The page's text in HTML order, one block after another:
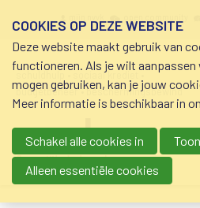
schuldhulp • sociaal krediet •
budgetbeheer • beschermingsbewind
Main navigation
COOKIES OP DEZE WEBSITE
Deze website maakt gebruik van
functioneren. Als je wilt
mogen gebruiken, kan je jouw
Meer informatie is beschikbaar in
Schakel alle cookies in
Alleen essentiële cookies